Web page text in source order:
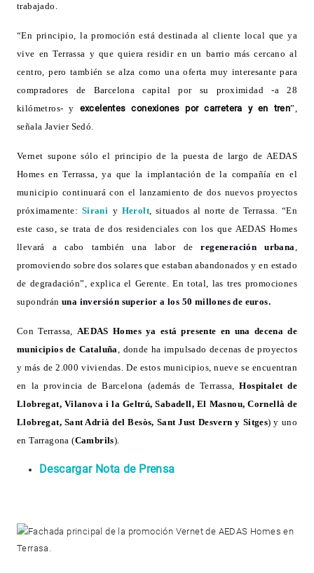
trabajado.
“En principio, la promociónestá destinada al cliente local que ya
vive en Terrassa y que quiera residir en un barrio más cercano al
centro, pero también se alza como una oferta muy interesante para
compradores de Barcelona capital por su proximidad -a 28
kilómetros- y excelentes conexiones por carretera y en tren”,
señala Javier Sedó.
Vernet supone sólo el principio de la puesta de largo de AEDAS
Homes en Terrassa, ya que la implantación de la compañía en el
municipio continuará con el lanzamiento de dos nuevos proyectos
próximamente: Sirani y Herolt, situados al norte de Terrassa. “En
este caso, se trata de dos residenciales con los que AEDAS Homes
llevará a cabo también una labor deregeneración urbana,
promoviendo sobre dos solares que estaban abandonados y en estado
de degradación”, explica el Gerente. En total, las tres promociones
supondránuna inversión superior a los 50 millones de euros.
Con Terrassa, AEDAS Homes ya está presente en una decena de
municipios de Cataluña, donde ha impulsado decenas de proyectos
y más de 2.000 viviendas. De estos municipios, nueve se encuentran
en la provincia de Barcelona (además de Terrassa, Hospitalet de
Llobregat, Vilanova i la Geltrú, Sabadell, El Masnou, Cornellà de
Llobregat, Sant Adrià del Besòs, Sant Just Desvern y Sitges) y uno
en Tarragona (Cambrils).
Descargar Nota de Prensa